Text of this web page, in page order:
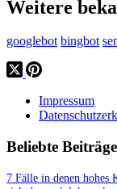
Weitere
googlebot bingbot
Impressum
Beliebte Beiträge
7 Fälle in denen hohes